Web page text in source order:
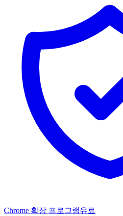
Chrome 확장 프로그램유료